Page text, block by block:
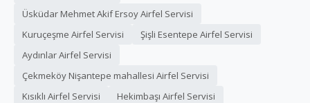
Üsküdar Mehmet Akif Ersoy Airfel Servisi
Kuruçeşme Airfel Servisi
Şişli Esentepe Airfel Servisi
Aydınlar Airfel Servisi
Çekmeköy Nişantepe mahallesi Airfel Servisi
Kısıklı Airfel Servisi
Hekimbaşı Airfel Servisi